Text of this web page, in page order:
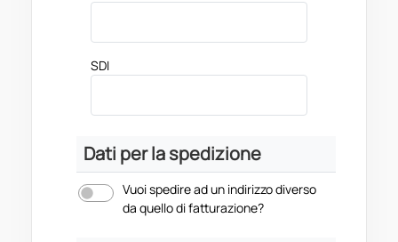
SDI
Dati per la spedizione
Vuoi spedire ad un indirizzo diverso
da quello di fatturazione?